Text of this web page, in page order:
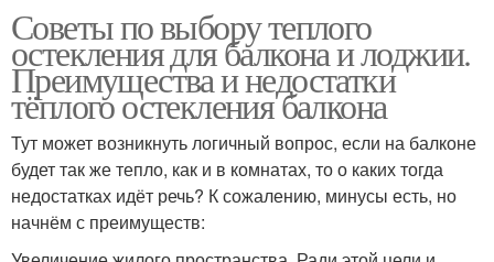
Советы по выбору теплого
остекления для балкона и лоджии.
Преимущества и недостатки
тёплого остекления балкона
Тут может возникнуть логичный вопрос, если на балконе
будет так же тепло, как и в комнатах, то о каких тогда
недостатках идёт речь? К сожалению, минусы есть, но
начнём с преимуществ: